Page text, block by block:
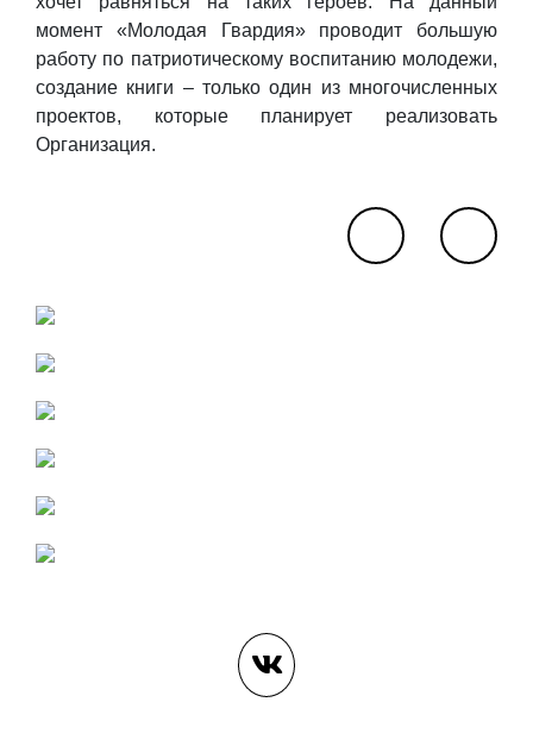
момент «Молодая Гвардия» проводит большую
работу по патриотическому воспитанию молодежи,
создание книги – только один из многочисленных
проектов, которые планирует реализовать
Организация.